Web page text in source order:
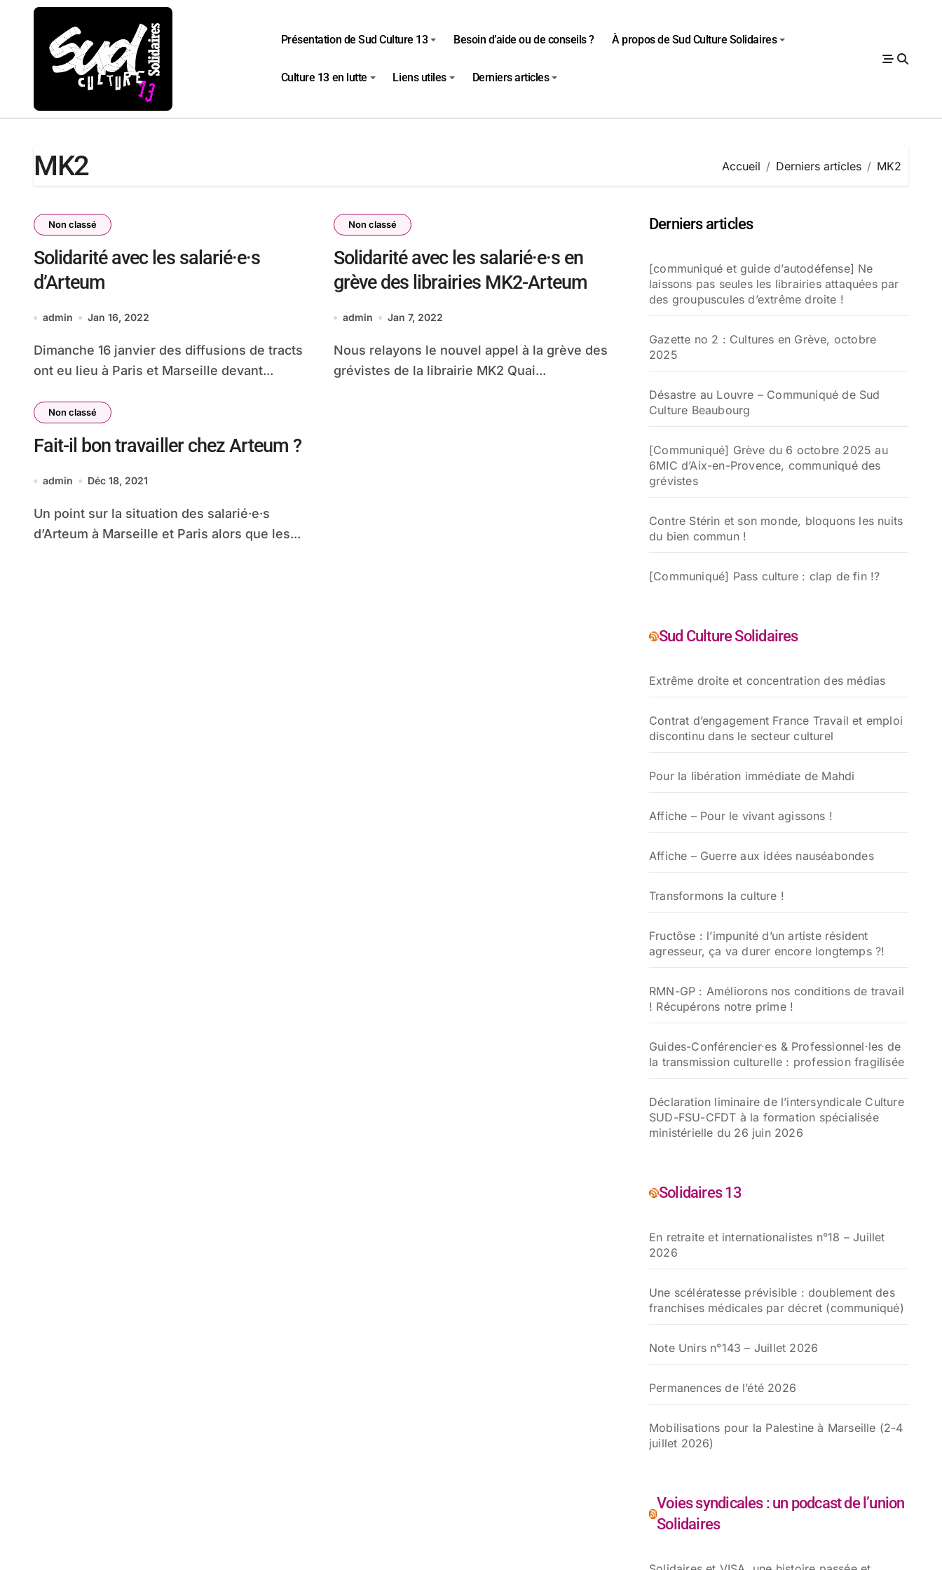
Passer
Présentation de Sud Culture 13 Besoin d’aide ou de conseils ? À propos de Sud Culture Solidaires
Culture 13 en lutte Liens utiles Derniers articles
MK2 Accueil Derniers articles MK2
Non classé
Solidarité avec les salarié·e·s
d’Arteum
admin Jan 16, 2022
Dimanche 16 janvier des diffusions de tracts
ont eu lieu à Paris et Marseille devant...
Non classé
Solidarité avec les salarié·e·s en
grève des librairies MK2-Arteum
admin Jan 7, 2022
Nous relayons le nouvel appel à la grève des
grévistes de la librairie MK2 Quai...
Non classé
Fait-il bon travailler chez Arteum ?
admin Déc 18, 2021
Un point sur la situation des salarié·e·s
d’Arteum à Marseille et Paris alors que les...
Derniers articles
[communiqué et guide d’autodéfense] Ne
laissons pas seules les librairies attaquées par
des groupuscules d’extrême droite !
Gazette no 2 : Cultures en Grève, octobre
2025
Désastre au Louvre – Communiqué de Sud
Culture Beaubourg
[Communiqué] Grève du 6 octobre 2025 au
6MIC d’Aix-en-Provence, communiqué des
grévistes
Contre Stérin et son monde, bloquons les nuits
du bien commun !
[Communiqué] Pass culture : clap de fin !?
Sud Culture Solidaires
Extrême droite et concentration des médias
Contrat d’engagement France Travail et emploi
discontinu dans le secteur culturel
Pour la libération immédiate de Mahdi
Affiche – Pour le vivant agissons !
Affiche – Guerre aux idées nauséabondes
Transformons la culture !
Fructôse : l’impunité d’un artiste résident
agresseur, ça va durer encore longtemps ?!
RMN-GP : Améliorons nos conditions de travail
! Récupérons notre prime !
Guides-Conférencier·es & Professionnel·les de
la transmission culturelle : profession fragilisée
Déclaration liminaire de l’intersyndicale Culture
SUD-FSU-CFDT à la formation spécialisée
ministérielle du 26 juin 2026
Solidaires 13
En retraite et internationalistes n°18 – Juillet
2026
Une scélératesse prévisible : doublement des
franchises médicales par décret (communiqué)
Note Unirs n°143 – Juillet 2026
Permanences de l’été 2026
Mobilisations pour la Palestine à Marseille (2-4
juillet 2026)
Voies syndicales : un podcast de l’union
Solidaires